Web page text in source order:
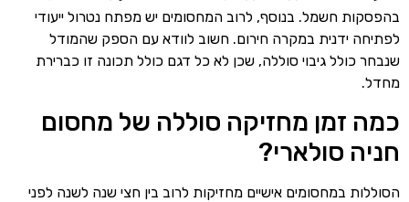
בהפסקות חשמל. בנוסף, לרוב המחסומים יש מפתח נטרול ייעודי
לפתיחה ידנית במקרה חירום. חשוב לוודא עם הספק שהמודל
שנבחר כולל גיבוי סוללה, שכן לא כל דגם כולל תכונה זו כברירת
מחדל.
כמה זמן מחזיקה סוללה של מחסום
חניה סולארי?
הסוללות במחסומים אישיים מחזיקות לרוב בין חצי שנה לשנה לפני